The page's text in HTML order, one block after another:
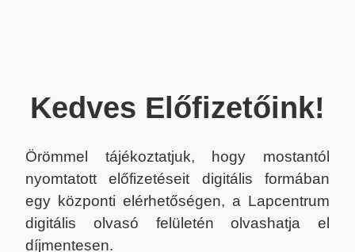
Kedves Előfizetőink!
Örömmel tájékoztatjuk, hogy mostantól
nyomtatott előfizetéseit digitális formában
egy központi elérhetőségen, a Lapcentrum
digitális olvasó felületén olvashatja el
díjmentesen.